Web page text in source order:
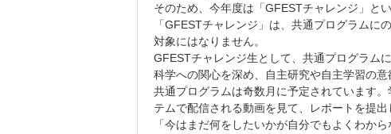
そのため、今年度は「GFESTチャレンジ」と
「GFESTチャレンジ」は、共通プログラム
対象にはなりません。
GFESTチャレンジ生として、共通プログラム
科学への関心を深め、自主研究や自主学習の意
共通プログラムは奇数月に予定されています
テムで配信される動画を見て、レポートを提出
「今はまだ何をしたいかが自分でもよくわか